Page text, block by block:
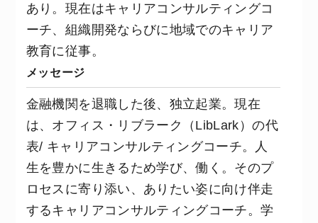
あり。現在はキャリアコンサルティングコ
ーチ、組織開発ならびに地域でのキャリア
教育に従事。
メッセージ
金融機関を退職した後、独立起業。現在
は、オフィス・リブラーク（LibLark）の代
表/ キャリアコンサルティングコーチ。人
生を豊かに生きるため学び、働く。そのプ
ロセスに寄り添い、ありたい姿に向け伴走
するキャリアコンサルティングコーチ。学